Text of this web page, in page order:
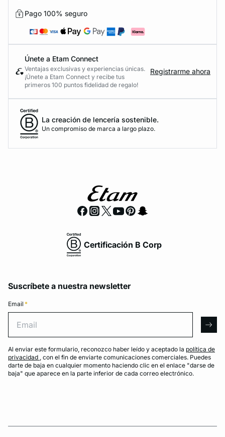
Pago 100% seguro
Únete a Etam Connect
Ventajas exclusivas y experiencias únicas.
¡Únete a Etam Connect y recibe tus
primeros 100 puntos fidelidad de regalo!
Registrarme ahora
La creación de lencería sostenible.
Un compromiso de marca a largo plazo.
Certificación B Corp
Suscríbete a nuestra newsletter
Email *
Al enviar este formulario, reconozco haber leído y aceptado la política de
privacidad , con el fin de enviarte comunicaciones comerciales. Puedes
darte de baja en cualquier momento haciendo clic en el enlace "darse de
baja" que aparece en la parte inferior de cada correo electrónico.